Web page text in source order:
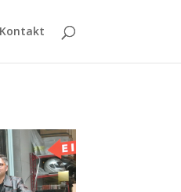
Kontakt